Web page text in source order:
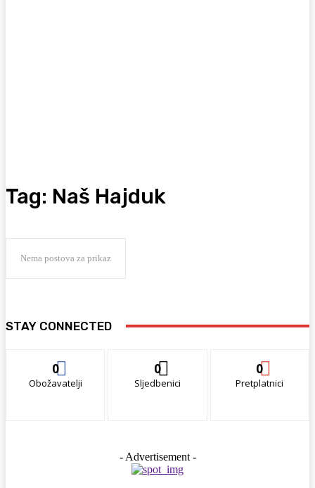
Tag: Naš Hajduk
Nema postova za prikaz
STAY CONNECTED
0
Obožavatelji
0
Sljedbenici
0
Pretplatnici
- Advertisement -